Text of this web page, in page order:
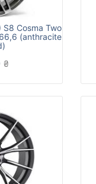
S8 Cosma Two
(anthracite
₴